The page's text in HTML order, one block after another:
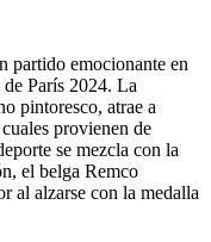
partido emocionante en
París 2024. La
pintoresco, atrae a
provienen de
se mezcla con la
el belga Remco
al alzarse con la medalla